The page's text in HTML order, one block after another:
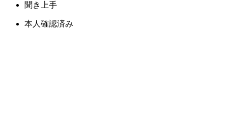
聞き上手
本人確認済み